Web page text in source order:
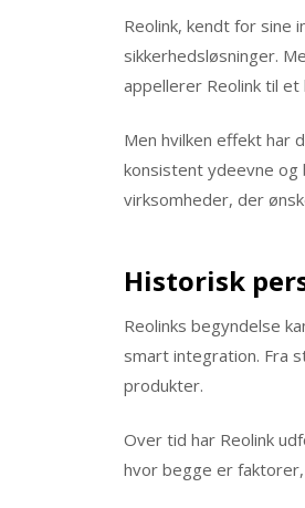
Reolink, kendt for sine
sikkerhedsløsninger.
appellerer Reolink til et
Men hvilken effekt har
konsistent ydeevne
virksomheder, der
Historisk
Reolinks begyndelse
smart integration. Fra
produkter.
Over tid har Reolink
hvor begge er